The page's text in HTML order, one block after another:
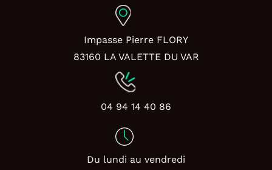
Impasse Pierre FLORY
83160 LA VALETTE DU VAR
04 94 14 40 86
Du lundi au vendredi